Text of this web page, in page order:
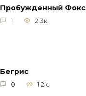
Пробужденный Фокс
1 2.3к.
Бегрис
0 1.2к.